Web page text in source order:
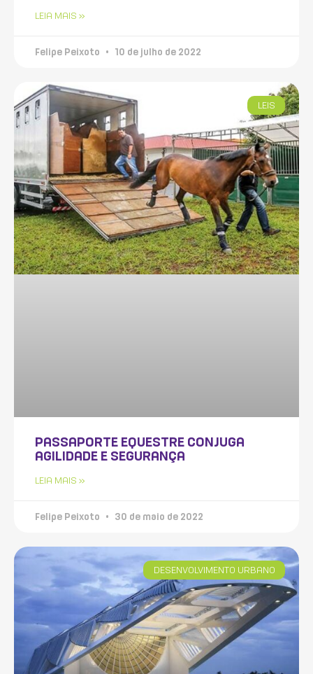
LEIA MAIS »
Felipe Peixoto 10 de julho de 2022
LEIS
PASSAPORTE EQUESTRE CONJUGA
AGILIDADE E SEGURANÇA
LEIA MAIS »
Felipe Peixoto 30 de maio de 2022
DESENVOLVIMENTO URBANO